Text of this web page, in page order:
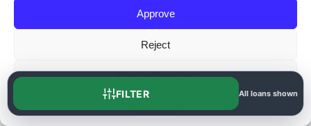
Approve
Reject
View preferences
Cookiepolitik
FILTER All loans shown
This protects against rising rates before your
current contract expires.
Non-German citizens can obtain construction loans,
but the requirements are stricter. EU citizens